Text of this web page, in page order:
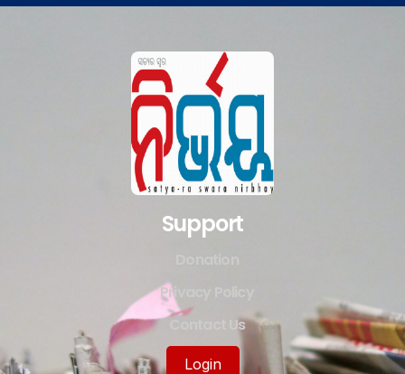
Support
Privacy Policy
Contact Us
Login